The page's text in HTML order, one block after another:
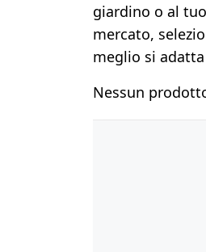
giardino o al
mercato,
meglio si
Nessun